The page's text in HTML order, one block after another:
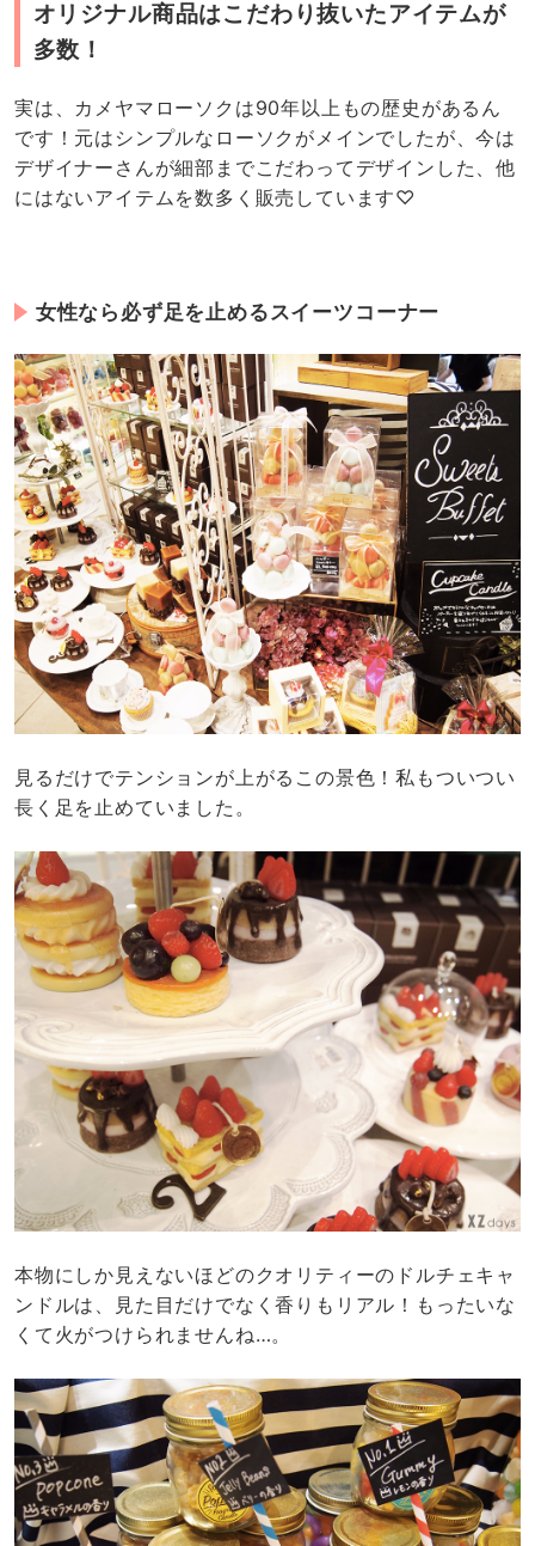
オリジナル商品はこだわり抜いたアイテムが
多数！
実は、カメヤマローソクは90年以上もの歴史があるん
です！元はシンプルなローソクがメインでしたが、今は
デザイナーさんが細部までこだわってデザインした、他
にはないアイテムを数多く販売しています♡
女性なら必ず足を止めるスイーツコーナー
見るだけでテンションが上がるこの景色！私もついつい
長く足を止めていました。
本物にしか見えないほどのクオリティーのドルチェキャ
ンドルは、見た目だけでなく香りもリアル！もったいな
くて火がつけられませんね…。